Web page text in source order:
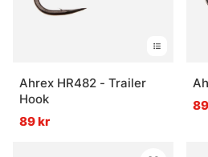
Ahrex HR482 - Trailer
Hook
89 kr